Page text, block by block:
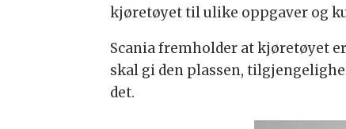
kjøretøyet til ulike oppgaver og
Scania fremholder at kjøretøyet
skal gi den plassen,
det.